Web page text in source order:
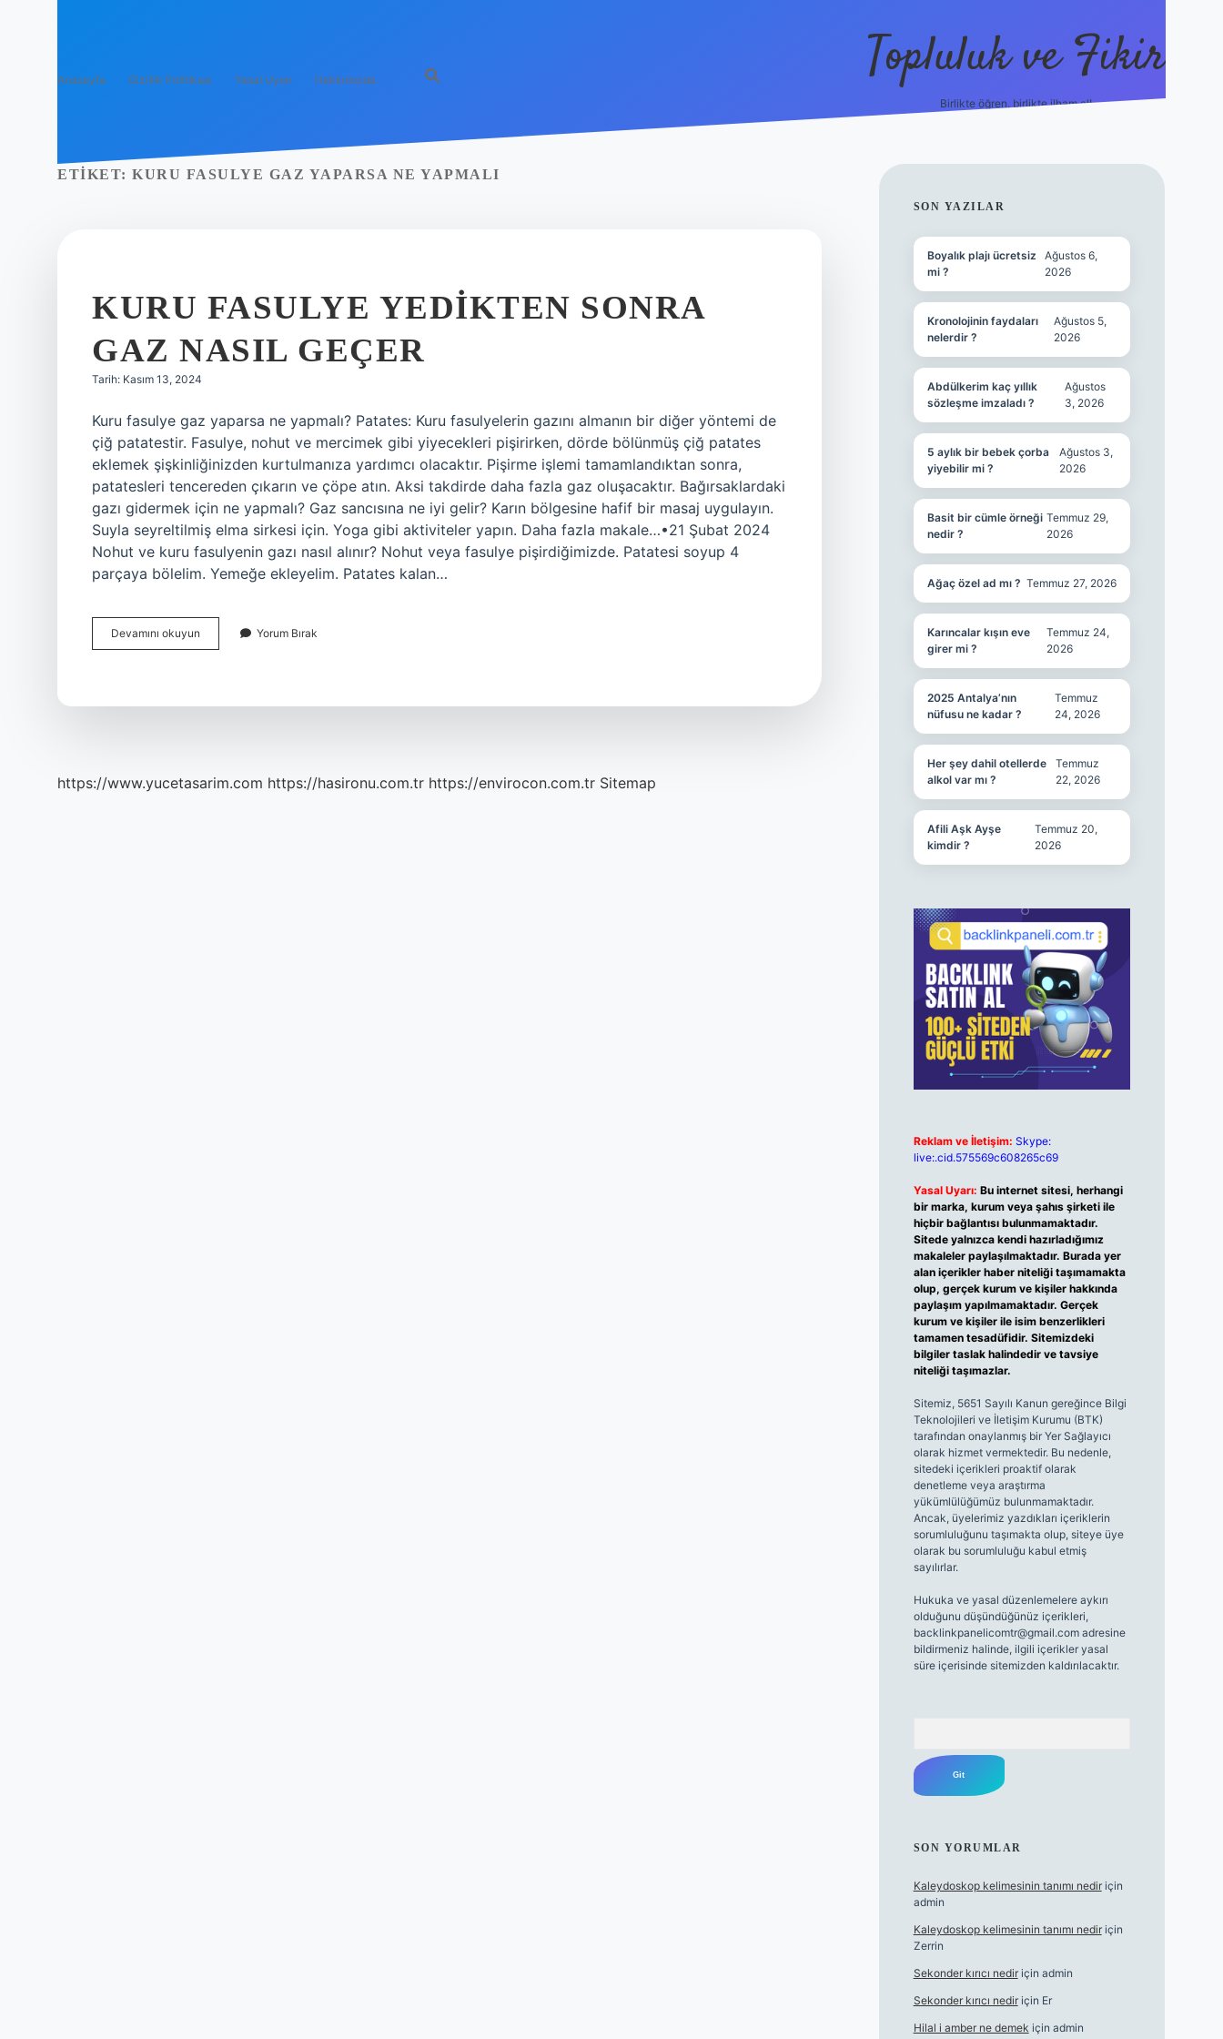
Anasayfa Gizlilik Politikası Yasal Uyarı Hakkımızda Topluluk ve Fikir
Birlikte öğren, birlikte ilham al!
ETIKET: KURU FASULYE GAZ YAPARSA NE YAPMALI
KURU FASULYE YEDIKTEN SONRA
GAZ NASIL GEÇER
Tarih: Kasım 13, 2024
Kuru fasulye gaz yaparsa ne yapmalı? Patates: Kuru fasulyelerin gazını almanın bir diğer yöntemi de
çiğ patatestir. Fasulye, nohut ve mercimek gibi yiyecekleri pişirirken, dörde bölünmüş çiğ patates
eklemek şişkinliğinizden kurtulmanıza yardımcı olacaktır. Pişirme işlemi tamamlandıktan sonra,
patatesleri tencereden çıkarın ve çöpe atın. Aksi takdirde daha fazla gaz oluşacaktır. Bağırsaklardaki
gazı gidermek için ne yapmalı? Gaz sancısına ne iyi gelir? Karın bölgesine hafif bir masaj uygulayın.
Suyla seyreltilmiş elma sirkesi için. Yoga gibi aktiviteler yapın. Daha fazla makale…•21 Şubat 2024
Nohut ve kuru fasulyenin gazı nasıl alınır? Nohut veya fasulye pişirdiğimizde. Patatesi soyup 4
parçaya bölelim. Yemeğe ekleyelim. Patates kalan…
Devamını okuyun
Fasulye
Yorum Bırak
https://www.yucetasarim.com https://hasironu.com.tr https://envirocon.com.tr Sitemap
SIDEBAR
SON YAZILAR
Boyalık plajı ücretsiz
mi ?
Ağustos 6,
2026
Kronolojinin faydaları
nelerdir ?
Ağustos 5,
2026
Abdülkerim kaç yıllık
sözleşme imzaladı ?
Ağustos
3, 2026
5 aylık bir bebek çorba
yiyebilir mi ?
Ağustos 3,
2026
Basit bir cümle örneği
nedir ?
Temmuz 29,
2026
Ağaç özel ad mı ? Temmuz 27, 2026
Karıncalar kışın eve
girer mi ?
Temmuz 24,
2026
2025 Antalya’nın
nüfusu ne kadar ?
Temmuz
24, 2026
Her şey dahil otellerde
alkol var mı ?
Temmuz
22, 2026
Afili Aşk Ayşe
kimdir ?
Temmuz 20,
2026
Reklam ve İletişim: Skype:
live:.cid.575569c608265c69
Yasal Uyarı: Bu internet sitesi, herhangi
bir marka, kurum veya şahıs şirketi ile
hiçbir bağlantısı bulunmamaktadır.
Sitede yalnızca kendi hazırladığımız
makaleler paylaşılmaktadır. Burada yer
alan içerikler haber niteliği taşımamakta
olup, gerçek kurum ve kişiler hakkında
paylaşım yapılmamaktadır. Gerçek
kurum ve kişiler ile isim benzerlikleri
tamamen tesadüfidir. Sitemizdeki
bilgiler taslak halindedir ve tavsiye
niteliği taşımazlar.
Sitemiz, 5651 Sayılı Kanun gereğince Bilgi
Teknolojileri ve İletişim Kurumu (BTK)
tarafından onaylanmış bir Yer Sağlayıcı
olarak hizmet vermektedir. Bu nedenle,
sitedeki içerikleri proaktif olarak
denetleme veya araştırma
yükümlülüğümüz bulunmamaktadır.
Ancak, üyelerimiz yazdıkları içeriklerin
sorumluluğunu taşımakta olup, siteye üye
olarak bu sorumluluğu kabul etmiş
sayılırlar.
Hukuka ve yasal düzenlemelere aykırı
olduğunu düşündüğünüz içerikleri,
backlinkpanelicomtr@gmail.comadresine
bildirmeniz halinde, ilgili içerikler yasal
süre içerisinde sitemizden kaldırılacaktır.
SON YORUMLAR
Kaleydoskop kelimesinin tanımı nediriçin
admin
Kaleydoskop kelimesinin tanımı nediriçin
Zerrin
Sekonder kırıcı nediriçin admin
Sekonder kırıcı nediriçin Er
Hilal i amber ne demek için admin
grandoperabet